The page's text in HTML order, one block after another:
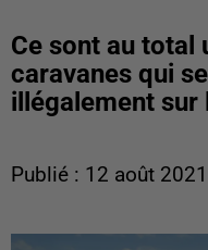
Ce sont au total
caravanes qui
illégalement sur
Publié : 12 août